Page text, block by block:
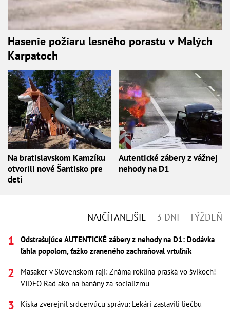
Hasenie požiaru lesného porastu v Malých
Karpatoch
Na bratislavskom Kamzíku
otvorili nové Šantisko pre
deti
Autentické zábery z vážnej
nehody na D1
NAJČÍTANEJŠIE 3 DNI TÝŽDEŇ
Odstrašujúce AUTENTICKÉ zábery z nehody na D1: Dodávka
ľahla popolom, ťažko zraneného zachraňoval vrtuľník
Masaker v Slovenskom raji: Známa roklina praská vo švíkoch!
VIDEO Rad ako na banány za socializmu
Kiska zverejnil srdcervúcu správu: Lekári zastavili liečbu